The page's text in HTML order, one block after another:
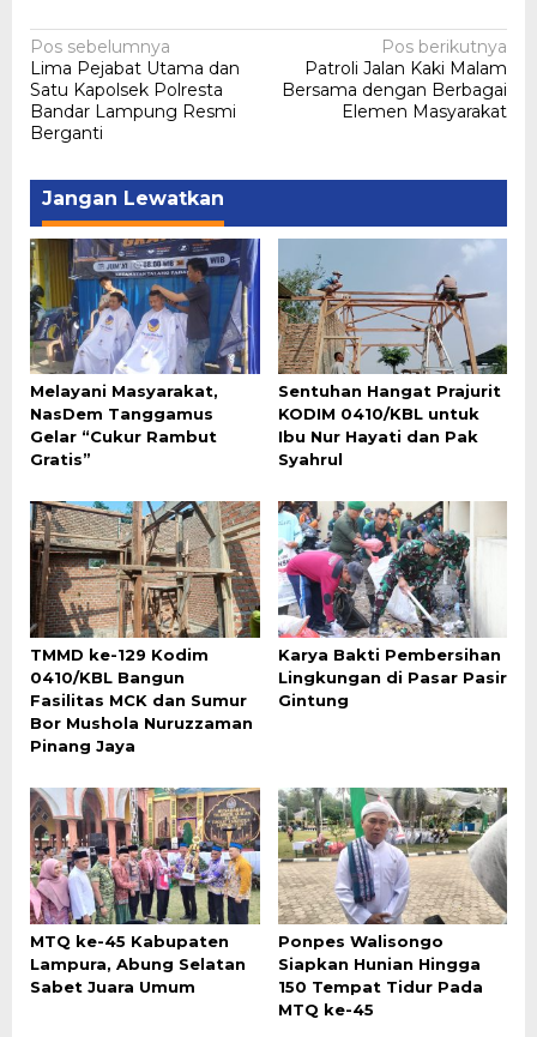
Navigasi
pos
Pos sebelumnya
Lima Pejabat Utama dan
Satu Kapolsek Polresta
Bandar Lampung Resmi
Berganti
Pos berikutnya
Patroli Jalan Kaki Malam
Bersama dengan Berbagai
Elemen Masyarakat
Jangan Lewatkan
Melayani Masyarakat,
NasDem Tanggamus
Gelar “Cukur Rambut
Gratis”
Sentuhan Hangat Prajurit
KODIM 0410/KBL untuk
Ibu Nur Hayati dan Pak
Syahrul
TMMD ke-129 Kodim
0410/KBL Bangun
Fasilitas MCK dan Sumur
Bor Mushola Nuruzzaman
Pinang Jaya
Karya Bakti Pembersihan
Lingkungan di Pasar Pasir
Gintung
MTQ ke-45 Kabupaten
Lampura, Abung Selatan
Sabet Juara Umum
Ponpes Walisongo
Siapkan Hunian Hingga
150 Tempat Tidur Pada
MTQ ke-45